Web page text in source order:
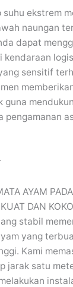
ekstrem
naungan
dapat
kendaraan
sensitif
guna
pengamanan
AYAM
DAN
stabil
yang
Kami
jarak satu